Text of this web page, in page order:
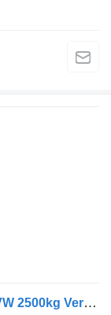
Niewiadów H25522HT 520x203x230 GVW 2500kg Verkaufsanhänger CATERING traile